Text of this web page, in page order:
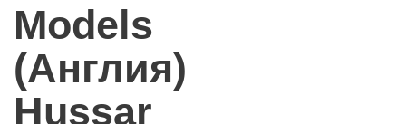
Models
(Англия)
Hussar